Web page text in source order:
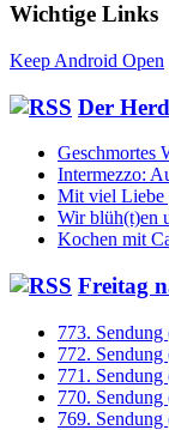
Wichtige Links
Keep Android Open
Der
Geschmortes
Intermezzo:
Mit viel
Wir blüh(t)en
Kochen mit
Freitag
773.
772.
771.
770.
769.